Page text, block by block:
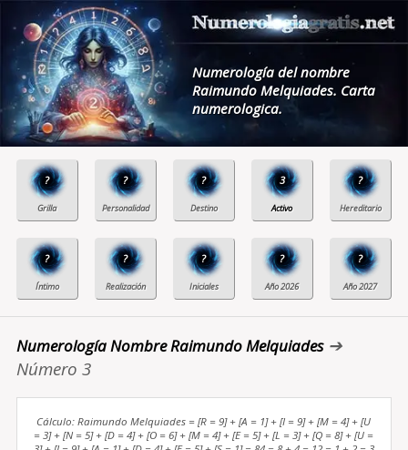
Numerología del nombre
Raimundo Melquiades. Carta
numerologica.
? ? ? 3 ?
? ? ? ? ?
Numerología Nombre Raimundo Melquiades➔
Número 3
Cálculo: Raimundo Melquiades = [R = 9] + [A = 1] + [I = 9] + [M = 4] + [U
= 3] + [N = 5] + [D = 4] + [O = 6] + [M = 4] + [E = 5] + [L = 3] + [Q = 8] + [U =